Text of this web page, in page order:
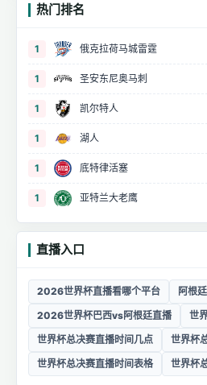
热门排名
1 俄克拉荷马城雷霆
1 圣安东尼奥马刺
1 凯尔特人
1 湖人
1 底特律活塞
1 亚特兰大老鹰
直播入口
2026世界杯直播看哪个平台
阿根
2026世界杯巴西vs阿根廷直播
世
世界杯总决赛直播时间几点
世界杯
世界杯总决赛直播时间表格
世界杯